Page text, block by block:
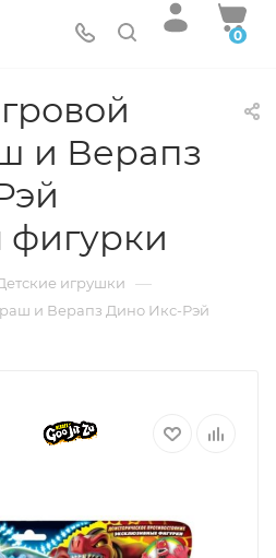
0
и Верапз
фигурки
игрушки —
и Верапз Дино Икс-Рэй